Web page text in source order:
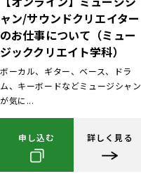
ャン/サウンドクリエイター
のお仕事について（ミュー
ジッククリエイト学科）
ボーカル、ギター、ベース、ドラ
ム、キーボードなどミュージシャン
が気に...
申し込む 詳しく見る